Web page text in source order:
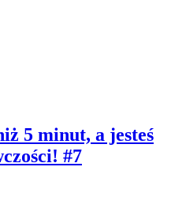
5 minut, a jesteś
#7